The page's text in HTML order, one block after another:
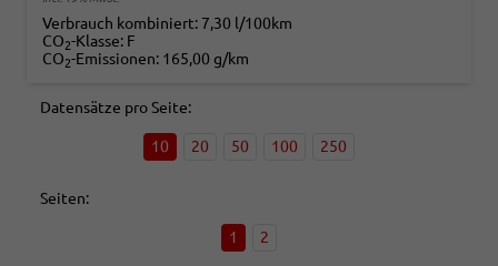
Verbrauch kombiniert: 7,30 l/100km
CO2-Klasse: F
CO2-Emissionen: 165,00 g/km
Datensätze pro Seite:
10 20 50 100 250
Seiten:
1 2